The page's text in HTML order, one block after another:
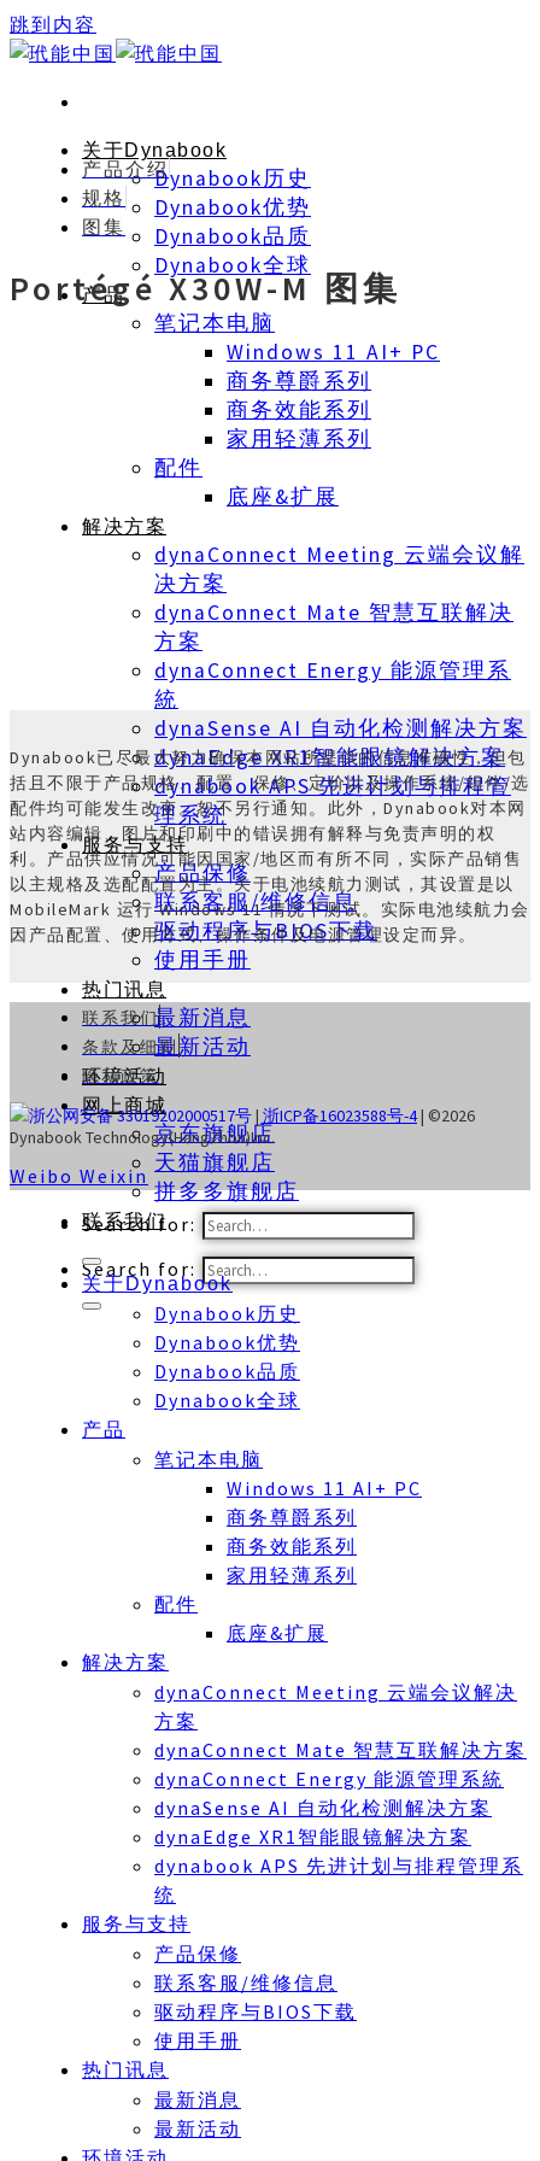
跳到内容
关于Dynabook
Dynabook历史
Dynabook优势
Dynabook品质
Dynabook全球
产品
笔记本电脑
Windows 11 AI+ PC
商务尊爵系列
商务效能系列
家用轻薄系列
配件
底座&扩展
解决方案
dynaConnect Meeting 云端会议解
决方案
dynaConnect Mate 智慧互联解决
方案
dynaConnect Energy 能源管理系
統
dynaSense AI 自动化检测解决方案
dynaEdge XR1智能眼镜解决方案
dynabook APS 先进计划与排程管
理系统
服务与支持
产品保修
联系客服/维修信息
驱动程序与BIOS下载
使用手册
热门讯息
最新消息
最新活动
环境活动
网上商城
京东旗舰店
天猫旗舰店
拼多多旗舰店
联系我们
Search for:
产品介绍
规格
图集
Portégé X30W-M 图集
Dynabook已尽最大努力确保本网站所提供的信息准确性，但包
括且不限于产品规格、配置、保修、定价以及操作系统/组件/选
配件均可能发生改变。恕不另行通知。此外，Dynabook对本网
站内容编辑、图片和印刷中的错误拥有解释与免责声明的权
利。产品供应情况可能因国家/地区而有所不同，实际产品销售
以主规格及选配配置为主。关于电池续航力测试，其设置是以
MobileMark 运行 Windows 11 情况下测试。实际电池续航力会
因产品配置、使用方式、操作条件及电源管理设定而异。
联系我们
条款及细则
隐私政策
浙公网安备 33019202000517号| 浙ICP备16023588号-4| ©2026
Dynabook Technology(HangZhou)Inc.
Weibo Weixin
Search for:
关于Dynabook
Dynabook历史
Dynabook优势
Dynabook品质
Dynabook全球
产品
笔记本电脑
Windows 11 AI+ PC
商务尊爵系列
商务效能系列
家用轻薄系列
配件
底座&扩展
解决方案
dynaConnect Meeting 云端会议解决
方案
dynaConnect Mate 智慧互联解决方案
dynaConnect Energy 能源管理系統
dynaSense AI 自动化检测解决方案
dynaEdge XR1智能眼镜解决方案
dynabook APS 先进计划与排程管理系
统
服务与支持
产品保修
联系客服/维修信息
驱动程序与BIOS下载
使用手册
热门讯息
最新消息
最新活动